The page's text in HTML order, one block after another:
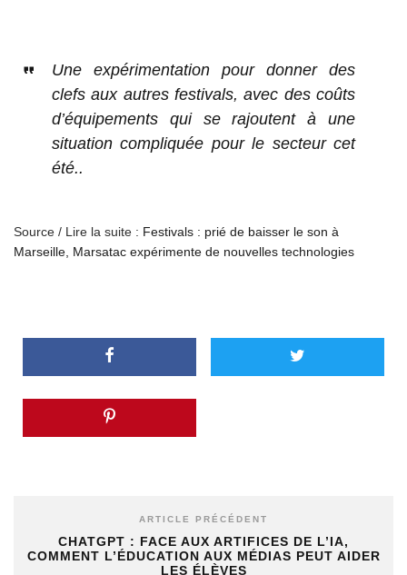
Une expérimentation pour donner des
clefs aux autres festivals, avec des coûts
d’équipements qui se rajoutent à une
situation compliquée pour le secteur cet
été..
Source / Lire la suite : Festivals : prié de baisser le son à
Marseille, Marsatac expérimente de nouvelles technologies
ARTICLE PRÉCÉDENT
CHATGPT : FACE AUX ARTIFICES DE L’IA,
COMMENT L’ÉDUCATION AUX MÉDIAS PEUT AIDER
LES ÉLÈVES